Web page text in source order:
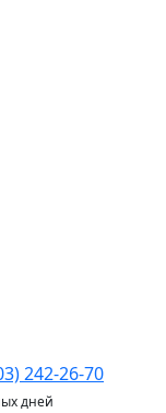
242-26-70
дней